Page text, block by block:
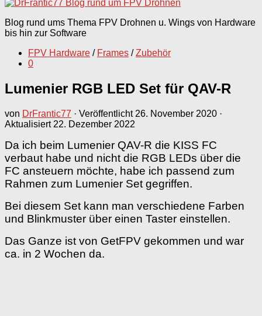
Blog rund ums Thema FPV Drohnen u. Wings von Hardware
bis hin zur Software
FPV Hardware / Frames / Zubehör
0
Lumenier RGB LED Set für QAV-R
von DrFrantic77 · Veröffentlicht 26. November 2020 ·
Aktualisiert 22. Dezember 2022
Da ich beim Lumenier QAV-R die KISS FC
verbaut habe und nicht die RGB LEDs über die
FC ansteuern möchte, habe ich passend zum
Rahmen zum Lumenier Set gegriffen.
Bei diesem Set kann man verschiedene Farben
und Blinkmuster über einen Taster einstellen.
Das Ganze ist von GetFPV gekommen und war
ca. in 2 Wochen da.